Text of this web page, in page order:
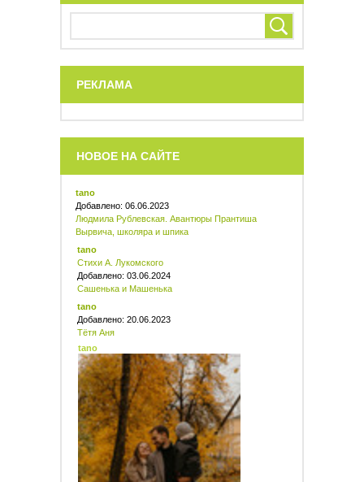
РЕКЛАМА
НОВОЕ НА САЙТЕ
tano
Добавлено: 06.06.2023
Людмила Рублевская. Авантюры Прантиша
Вырвича, школяра и шпика
tano
Стихи А. Лукомского
Добавлено: 03.06.2024
Сашенька и Машенька
tano
Добавлено: 20.06.2023
Тётя Аня
tano